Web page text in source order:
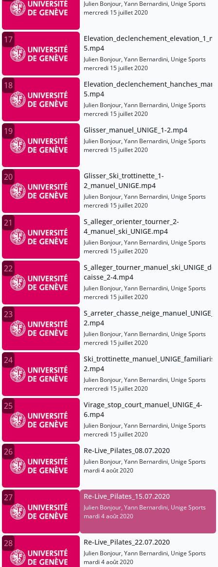
Julien Bonjour, Yann Bernardini, Unige Sports
mercredi 15 juillet 2020
17
5.mp4
Julien Bonjour, Yann Bernardini, Unige Sports
mercredi 15 juillet 2020
18
5.mp4
Julien Bonjour, Yann Bernardini, Unige Sports
mercredi 15 juillet 2020
19 Glisser_manuel_UNIGE_1-2.mp4
Julien Bonjour, Yann Bernardini, Unige Sports
mercredi 15 juillet 2020
20
Glisser_Ski_trottinette_1-
2_manuel_UNIGE.mp4
Julien Bonjour, Yann Bernardini, Unige Sports
mercredi 15 juillet 2020
21
S_alleger_orienter_tourner_2-
4_manuel_ski_UNIGE.mp4
Julien Bonjour, Yann Bernardini, Unige Sports
mercredi 15 juillet 2020
22
caisse_2-4.mp4
Julien Bonjour, Yann Bernardini, Unige Sports
mercredi 15 juillet 2020
23
2.mp4
Julien Bonjour, Yann Bernardini, Unige Sports
mercredi 15 juillet 2020
24
2.mp4
Julien Bonjour, Yann Bernardini, Unige Sports
mercredi 15 juillet 2020
25
Virage_stop_court_manuel_UNIGE_4-
6.mp4
Julien Bonjour, Yann Bernardini, Unige Sports
mercredi 15 juillet 2020
26 Re-Live_Pilates_08.07.2020
Julien Bonjour, Yann Bernardini, Unige Sports
mardi 4 août 2020
27 Re-Live_Pilates_15.07.2020
Julien Bonjour, Yann Bernardini, Unige Sports
mardi 4 août 2020
28 Re-Live_Pilates_22.07.2020
Julien Bonjour, Yann Bernardini, Unige Sports
mardi 4 août 2020